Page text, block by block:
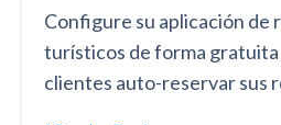
Configure su aplicación de
turísticos de forma gratuita
clientes auto-reservar sus